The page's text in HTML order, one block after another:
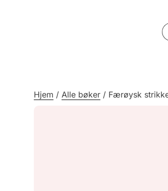
Hjem /Alle bøker / Færøysk